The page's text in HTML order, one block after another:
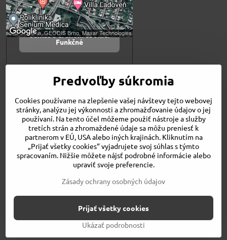
Povoliť a zapamätať -
súhlas s druhom cookie:
Funkčné
Otvoriť obsah v novom okne
Novinky
Niečo o nás
Naša ponuka
Veľkostné tabuľky
Obchodné podmienky
Kontakt
©2026Copyright
Predvoľby súkromiaZásady ochrany osobných údajov
Stav objednávky
Vytvorené pomocou:BiznisWeb.sk
Predvoľby súkromia
Cookies používame na zlepšenie vašej návštevy tejto webovej
stránky, analýzu jej výkonnosti a zhromažďovanie údajov o jej
používaní. Na tento účel môžeme použiť nástroje a služby
tretích strán a zhromaždené údaje sa môžu preniesť k
partnerom v EÚ, USA alebo iných krajinách. Kliknutím na
„Prijať všetky cookies“ vyjadrujete svoj súhlas s týmto
spracovaním. Nižšie môžete nájsť podrobné informácie alebo
upraviť svoje preferencie.
Zásady ochrany osobných údajov
Ukázať podrobnosti
Prijať všetky cookies